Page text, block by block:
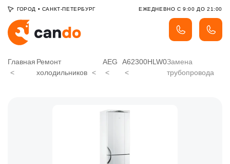
ГОРОД • САНКТ-ПЕТЕРБУРГ ЕЖЕДНЕВНО С 9:00 ДО 21:00
Главная Ремонт
холодильников
AEG A62300HLW0Замена
трубопровода